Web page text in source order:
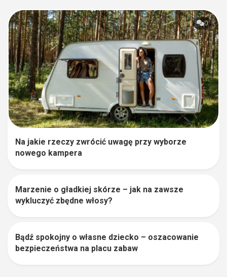
0
Na jakie rzeczy zwrócić uwagę przy wyborze
nowego kampera
Marzenie o gładkiej skórze – jak na zawsze
wykluczyć zbędne włosy?
Bądź spokojny o własne dziecko – oszacowanie
bezpieczeństwa na placu zabaw